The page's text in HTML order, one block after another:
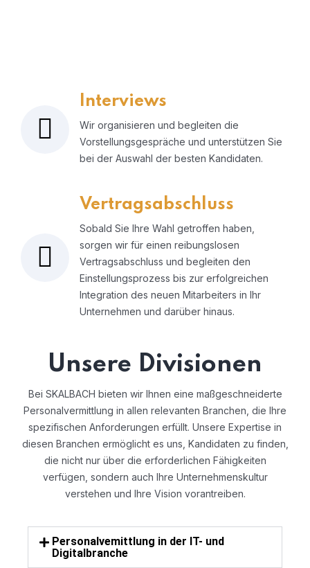
Interviews
Wir organisieren und begleiten die
Vorstellungsgespräche und unterstützen Sie
bei der Auswahl der besten Kandidaten.
Vertragsabschluss
Sobald Sie Ihre Wahl getroffen haben,
sorgen wir für einen reibungslosen
Vertragsabschluss und begleiten den
Einstellungsprozess bis zur erfolgreichen
Integration des neuen Mitarbeiters in Ihr
Unternehmen und darüber hinaus.
Unsere Divisionen
Bei SKALBACH bieten wir Ihnen eine maßgeschneiderte
Personalvermittlung in allen relevanten Branchen, die Ihre
spezifischen Anforderungen erfüllt. Unsere Expertise in
diesen Branchen ermöglicht es uns, Kandidaten zu finden,
die nicht nur über die erforderlichen Fähigkeiten
verfügen, sondern auch Ihre Unternehmenskultur
verstehen und Ihre Vision vorantreiben.
Personalvemittlung in der IT- und
Digitalbranche